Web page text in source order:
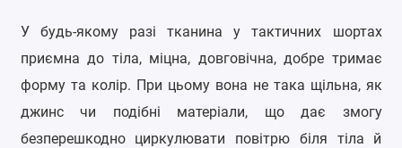
У будь-якому разі тканина у тактичних шортах
приємна до тіла, міцна, довговічна, добре тримає
форму та колір. При цьому вона не така щільна, як
джинс чи подібні матеріали, що дає змогу
безперешкодно циркулювати повітрю біля тіла й